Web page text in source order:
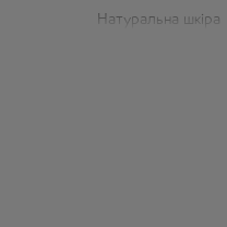
Натуральна шкіра